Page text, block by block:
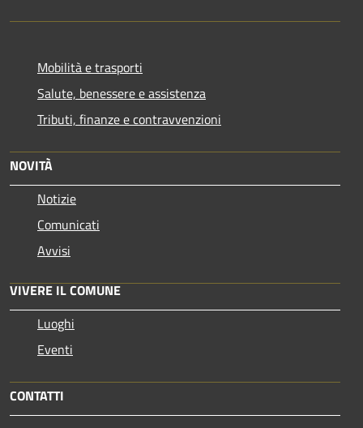
Mobilità e trasporti
Salute, benessere e assistenza
Tributi, finanze e contravvenzioni
NOVITÀ
Notizie
Comunicati
Avvisi
VIVERE IL COMUNE
Luoghi
Eventi
CONTATTI